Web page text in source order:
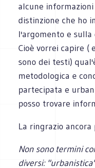
alcune
distinzione che ho
l'argomento e sulla
Cioè vorrei capire (
sono dei testi)
metodologica e
partecipata e
posso trovare
La ringrazio
Non sono termini
diversi: